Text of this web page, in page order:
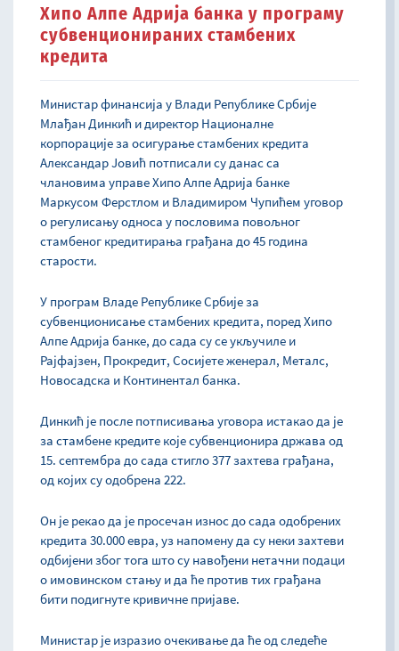
Хипо Алпе Адрија банка у програму
субвенционираних стамбених
кредита
Министар финансија у Влади Републике Србије
Млађан Динкић и директор Националне
корпорације за осигурање стамбених кредита
Александар Јовић потписали су данас са
члановима управе Хипо Алпе Адрија банке
Маркусом Ферстлом и Владимиром Чупићем уговор
о регулисању односа у пословима повољног
стамбеног кредитирања грађана до 45 година
старости.
У програм Владе Републике Србије за
субвенционисање стамбених кредита, поред Хипо
Алпе Адрија банке, до сада су се укључиле и
Рајфајзен, Прокредит, Сосијете женерал, Металс,
Новосадска и Континентал банка.
Динкић је после потписивања уговора истакао да је
за стамбене кредите које субвенционира држава од
15. септембра до сада стигло 377 захтева грађана,
од којих су одобрена 222.
Он је рекао да је просечан износ до сада одобрених
кредита 30.000 евра, уз напомену да су неки захтеви
одбијени због тога што су навођени нетачни подаци
о имовинском стању и да ће против тих грађана
бити подигнуте кривичне пријаве.
Министар је изразио очекивање да ће од следеће